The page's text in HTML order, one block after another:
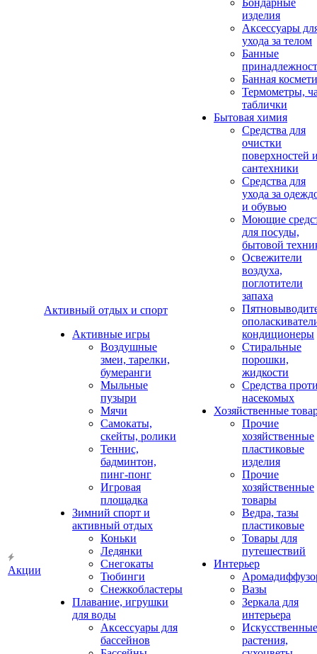
Акции
Активный отдых и спорт
Активные игры
Воздушные
змеи, тарелки,
бумеранги
Мыльные
пузыри
Мячи
Самокаты,
скейты, ролики
Теннис,
бадминтон,
пинг-понг
Игровая
площадка
Зимний спорт и
активный отдых
Коньки
Ледянки
Снегокаты
Тюбинги
Снежкобластеры
Плавание, игрушки
для воды
Аксессуары для
бассейнов
Бондарные
изделия
Аксеcсуары
ухода за телом
Банные
Банная
Термометры,
таблички
Бытовая химия
Средства для
очистки
поверхностей
сантехники
Средства для
ухода за
и обувью
Моющие
для посуды,
бытовой
Освежители
воздуха,
поглотители
запаха
кондиционеры
Стиральные
порошки,
жидкости
Средства
насекомых
Хозяйственные
Прочие
хозяйственные
пластиковые
изделия
Прочие
хозяйственные
товары
Ведра, тазы
пластиковые
Товары для
путешествий
Интерьер
Вазы
Зеркала для
интерьера
Искусственные
растения,